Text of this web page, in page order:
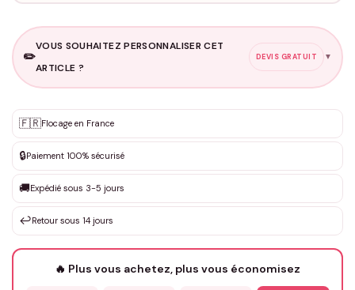
✏️
VOUS SOUHAITEZ PERSONNALISER CET
ARTICLE ?
DEVIS GRATUIT ▼
✨ Personnalisation sur mesure
DEVIS GRATUIT · Personnalisation de 3 à 10€ selon la demande
Que souhaitez-vous ?*
Votre texte / idée*
🇫🇷Flocage en France
🔒Paiement 100% sécurisé
🚚Expédié sous 3-5 jours
↩️Retour sous 14 jours
🔥 Plus vous achetez, plus vous économisez